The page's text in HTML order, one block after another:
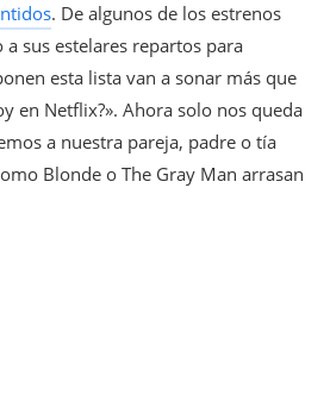
. De algunos de los estrenos
sus estelares repartos para
esta lista van a sonar más que
en Netflix?». Ahora solo nos queda
a nuestra pareja, padre o tía
Blonde o The Gray Man arrasan